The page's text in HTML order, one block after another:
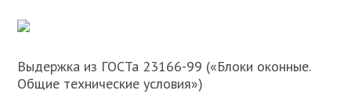
Выдержка из ГОСТа 23166-99 («Блоки оконные.
Общие технические условия»)